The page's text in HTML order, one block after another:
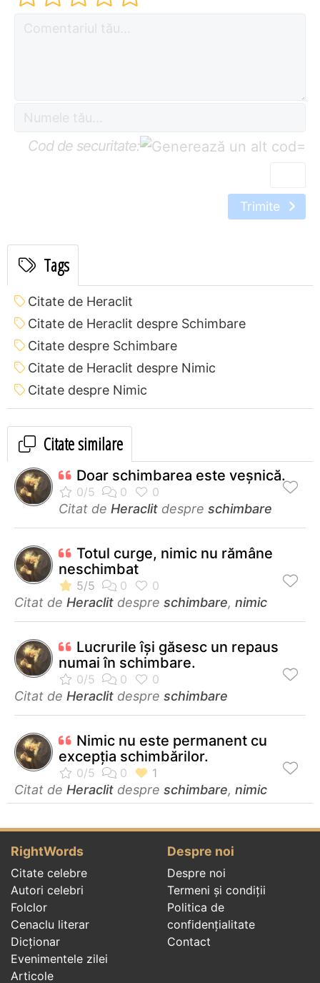
Cod de securitate: =
Trimite
Tags
Citate de Heraclit
Citate de Heraclit despre Schimbare
Citate despre Schimbare
Citate de Heraclit despre Nimic
Citate despre Nimic
Citate similare
Doar schimbarea este veşnică.
Citat de Heraclit despre schimbare
Totul curge, nimic nu rămâne
neschimbat
Citat de Heraclit despre schimbare, nimic
Lucrurile îşi găsesc un repaus
numai în schimbare.
Citat de Heraclit despre schimbare
Nimic nu este permanent cu
excepţia schimbărilor.
Citat de Heraclit despre schimbare, nimic
RightWords
Citate celebre
Autori celebri
Folclor
Cenaclu literar
Dicționar
Evenimentele zilei
Articole
Despre noi
Despre noi
Termeni și condiții
Politica de
confidenţialitate
Contact